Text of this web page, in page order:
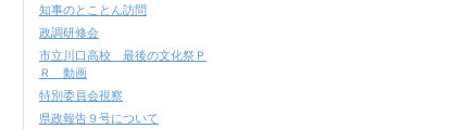
知事のとことん訪問
政調研修会
市立川口高校 最後の文化祭Ｐ
Ｒ 動画
特別委員会視察
県政報告９号について